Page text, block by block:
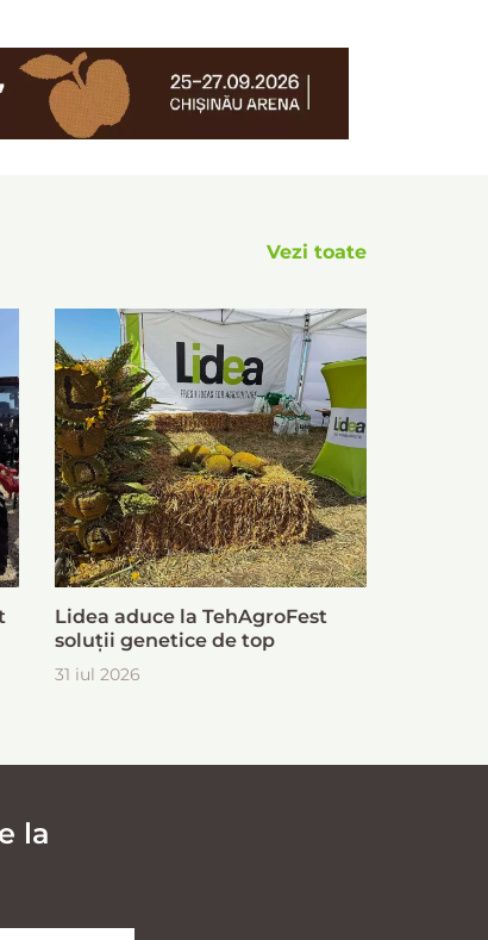
Vezi toate
Lidea aduce la TehAgroFest
soluții genetice de top
31 iul 2026
la